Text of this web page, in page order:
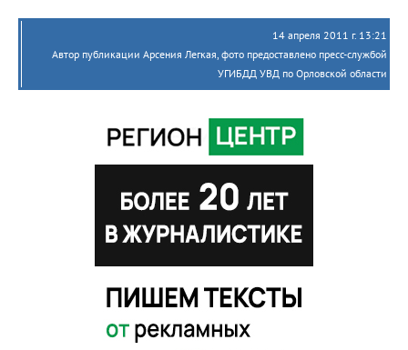
14 апреля 2011 г. 13:21
Автор публикации Арсения Легкая, фото предоставлено пресс-службой
УГИБДД УВД по Орловской области